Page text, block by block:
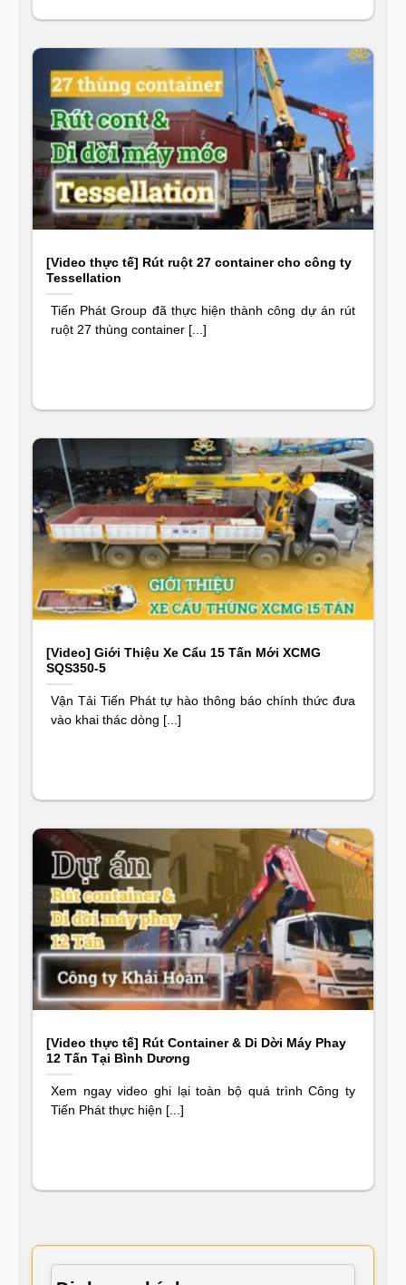
[Video thực tế] Rút ruột 27 container cho công ty
Tessellation
Tiến Phát Group đã thực hiện thành công dự án rút
ruột 27 thùng container [...]
[Video] Giới Thiệu Xe Cẩu 15 Tấn Mới XCMG
SQS350-5
Vận Tải Tiến Phát tự hào thông báo chính thức đưa
vào khai thác dòng [...]
[Video thực tế] Rút Container & Di Dời Máy Phay
12 Tấn Tại Bình Dương
Xem ngay video ghi lại toàn bộ quá trình Công ty
Tiến Phát thực hiện [...]